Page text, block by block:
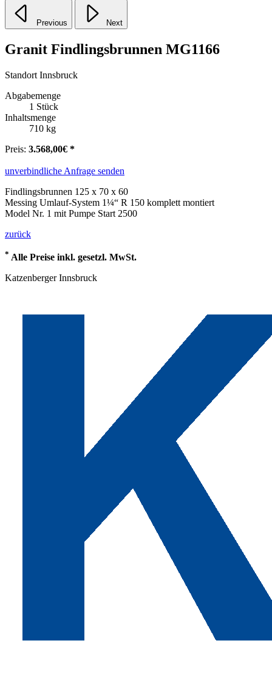
Previous Next
Granit Findlingsbrunnen MG1166
Standort Innsbruck
Abgabemenge
1 Stück
Inhaltsmenge
710 kg
Preis: 3.568,00€ *
unverbindliche Anfrage senden
Findlingsbrunnen 125 x 70 x 60
Messing Umlauf-System 1¼“ R 150 komplett montiert
Model Nr. 1 mit Pumpe Start 2500
zurück
* Alle Preise inkl. gesetzl. MwSt.
Katzenberger Innsbruck